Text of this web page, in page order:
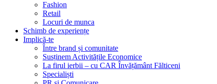
Fashion
Retail
Locuri de munca
Schimb de experiențe
Implică-te
Între brand și comunitate
Susținem Activitățile Economice
La firul ierbii – cu CAR Învățământ Fălticeni
Specialiști